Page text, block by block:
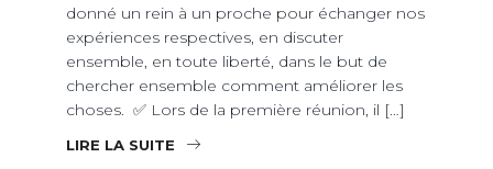
donné un rein à un proche pour échanger nos
expériences respectives, en discuter
ensemble, en toute liberté, dans le but de
chercher ensemble comment améliorer les
choses. ✅ Lors de la première réunion, il […]
LIRE LA SUITE